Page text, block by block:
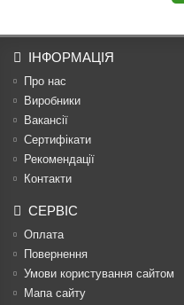
ІНФОРМАЦІЯ
Про нас
Виробники
Вакансії
Сертифікати
Рекомендації
Контакти
СЕРВІС
Оплата
Повернення
Умови користування сайтом
Мапа сайту